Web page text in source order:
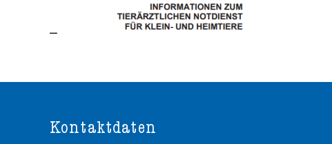
Kontaktdaten